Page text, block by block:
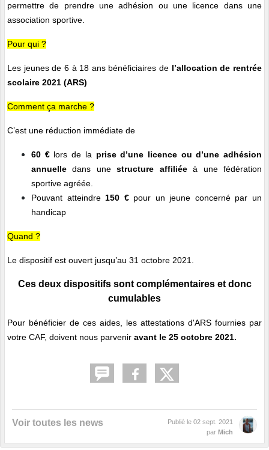
permettre de prendre une adhésion ou une licence dans une
association sportive.
Pour qui ?
Les jeunes de 6 à 18 ans bénéficiaires de l’allocation de rentrée
scolaire 2021 (ARS)
Comment ça marche ?
C’est une réduction immédiate de
60 € lors de la prise d’une licence ou d’une adhésion
annuelledans unestructure affiliéeà une fédération
sportive agréée.
Pouvant atteindre 150 €pour un jeune concerné par un
handicap
Quand ?
Le dispositif est ouvert jusqu’au 31 octobre 2021.
Ces deux dispositifs sont complémentaires et donc
cumulables
Pour bénéficier de ces aides, les attestations d'ARS fournies par
votre CAF, doivent nous parvenir avant le 25 octobre 2021.
Voir toutes les news Publié le 02 sept. 2021
par Mich